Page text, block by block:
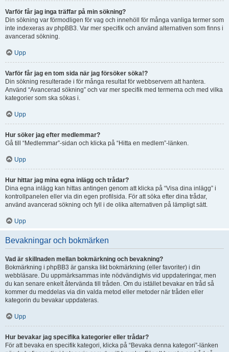
Varför får jag inga träffar på min sökning?
Din sökning var förmodligen för vag och innehöll för många vanliga termer som
inte indexeras av phpBB3. Var mer specifik och använd alternativen som finns i
avancerad sökning.
Upp
Varför får jag en tom sida när jag försöker söka!?
Din sökning resulterade i för många resultat för webbservern att hantera.
Använd “Avancerad sökning” och var mer specifik med termerna och med vilka
kategorier som ska sökas i.
Upp
Hur söker jag efter medlemmar?
Gå till “Medlemmar”-sidan och klicka på “Hitta en medlem”-länken.
Upp
Hur hittar jag mina egna inlägg och trådar?
Dina egna inlägg kan hittas antingen genom att klicka på “Visa dina inlägg” i
kontrollpanelen eller via din egen profilsida. För att söka efter dina trådar,
använd avancerad sökning och fyll i de olika alternativen på lämpligt sätt.
Upp
Bevakningar och bokmärken
Vad är skillnaden mellan bokmärkning och bevakning?
Bokmärkning i phpBB3 är ganska likt bokmärkning (eller favoriter) i din
webbläsare. Du uppmärksammas inte nödvändigtvis vid uppdateringar, men
du kan senare enkelt återvända till tråden. Om du istället bevakar en tråd så
kommer du meddelas via din valda metod eller metoder när tråden eller
kategorin du bevakar uppdateras.
Upp
Hur bevakar jag specifika kategorier eller trådar?
För att bevaka en specifik kategori, klicka på “Bevaka denna kategori”-länken